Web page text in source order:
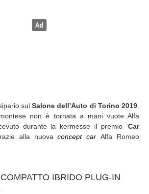
sulSalone dell’Auto di Torino 2019
non è tornata a mani vuote Alfa
durante la kermesse il premio ‘Car
alla nuovaconcept carAlfa Romeo
IBRIDO PLUG-IN